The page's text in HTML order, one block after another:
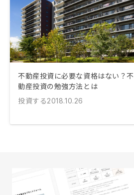
不動産投資に必要な資格はない？不
動産投資の勉強方法とは
投資する2018.10.26